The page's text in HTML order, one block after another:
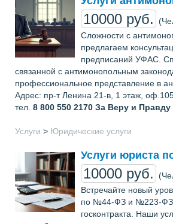
10000 руб.
Сложности с
предлагаем
предписаний УФАС.
связанной с антимонопольным
профессиональное представление в
Адрес: пр-т Ленина 21-в, 1 этаж,
тел. 8 800 550 2170 За Веру и Правду
Услуги > Юридические услуги
Услуги юриста
10000 руб.
Встречайте новый
по №44-ФЗ и №223-ФЗ.
госконтракта. Наши